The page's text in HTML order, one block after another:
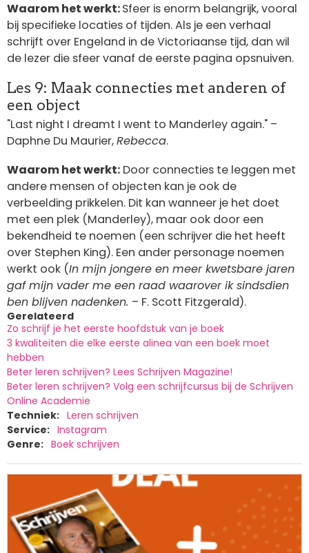
Waarom het werkt:Sfeer is enorm belangrijk, vooral
bij specifieke locaties of tijden. Als je een verhaal
schrijft over Engeland in de Victoriaanse tijd, dan wil
de lezer die sfeer vanaf de eerste pagina opsnuiven.
Les 9: Maak connecties met anderen of
een object
"Last night I dreamt I went to Manderley again." –
Daphne Du Maurier,Rebecca.
Waarom het werkt: Door connecties te leggen met
andere mensen of objecten kan je ook de
verbeelding prikkelen. Dit kan wanneer je het doet
met een plek (Manderley), maar ook door een
bekendheid te noemen (een schrijver die het heeft
over Stephen King). Een ander personage noemen
werkt ook (In mijn jongere en meer kwetsbare jaren
gaf mijn vader me een raad waarover ik sindsdien
ben blijven nadenken. – F. Scott Fitzgerald).
Gerelateerd
Zo schrijf je het eerste hoofdstuk van je boek
3 kwaliteiten die elke eerste alinea van een boek moet
hebben
Beter leren schrijven? Lees Schrijven Magazine!
Beter leren schrijven? Volg een schrijfcursus bij de Schrijven
Online Academie
Techniek
Leren schrijven
Service
Instagram
Genre
Boek schrijven